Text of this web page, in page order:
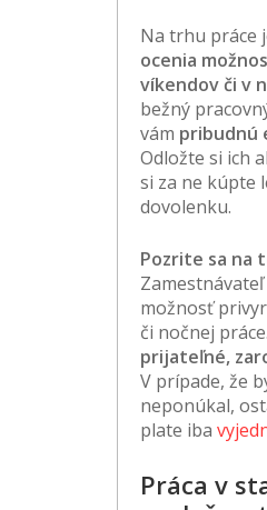
Na trhu práce
ocenia
víkendov či v
bežný
vám pribudnú
Odložte si ich
si za ne kúpte
dovolenku.
Pozrite sa na
možnosť
či nočnej
prijateľné,
V prípade, že
neponúkal,
plate iba
Práca v